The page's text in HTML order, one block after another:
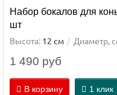
Набор бокалов для
шт
Высота: 12 см Диаметр,
1 490 руб
В корзину 1 клик